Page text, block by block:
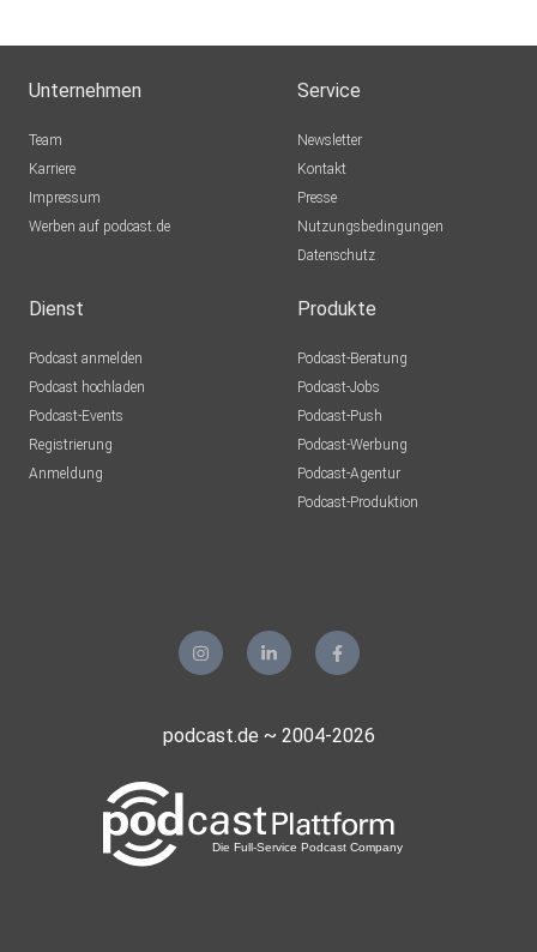
Unternehmen
Team
Karriere
Impressum
Werben auf podcast.de
Service
Newsletter
Kontakt
Presse
Nutzungsbedingungen
Datenschutz
Dienst
Podcast anmelden
Podcast hochladen
Podcast-Events
Registrierung
Anmeldung
Produkte
Podcast-Beratung
Podcast-Jobs
Podcast-Push
Podcast-Werbung
Podcast-Agentur
Podcast-Produktion
podcast.de ~ 2004-2026